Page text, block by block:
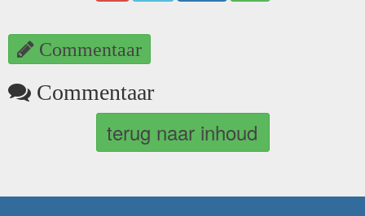
Commentaar
Commentaar
terug naar inhoud